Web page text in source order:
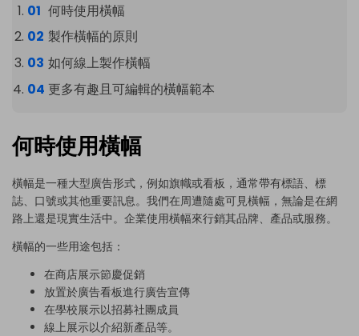
何時使用橫幅
製作橫幅的原則
如何線上製作橫幅
更多有趣且可編輯的橫幅範本
何時使用橫幅
橫幅是一種大型廣告形式，例如旗幟或看板，通常帶有標語、標
誌、口號或其他重要訊息。我們在周遭隨處可見橫幅，無論是在網
路上還是現實生活中。企業使用橫幅來行銷其品牌、產品或服務。
橫幅的一些用途包括：
在商店展示節慶促銷
放置於廣告看板進行廣告宣傳
在學校展示以招募社團成員
線上展示以介紹新產品等。